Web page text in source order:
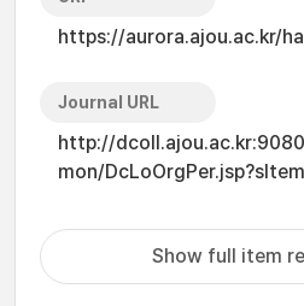
https://aurora.ajou.ac.kr/
Journal URL
http://
mon/
Show full item